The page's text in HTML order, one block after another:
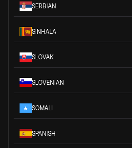
SERBIAN
SINHALA
SLOVAK
SLOVENIAN
SOMALI
SPANISH